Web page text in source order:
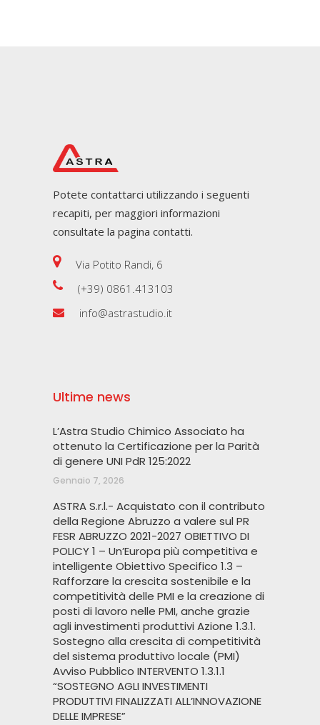
Potete contattarci utilizzando i seguenti
recapiti, per maggiori informazioni
consultate la pagina contatti.
Via Potito Randi, 6
(+39) 0861.413103
info@astrastudio.it
Ultime news
L’Astra Studio Chimico Associato ha
ottenuto la Certificazione per la Parità
di genere UNI PdR 125:2022
Gennaio 7, 2026
ASTRA S.r.l.- Acquistato con il contributo
della Regione Abruzzo a valere sul PR
FESR ABRUZZO 2021-2027 OBIETTIVO DI
POLICY 1 – Un’Europa più competitiva e
intelligente Obiettivo Specifico 1.3 –
Rafforzare la crescita sostenibile e la
competitività delle PMI e la creazione di
posti di lavoro nelle PMI, anche grazie
agli investimenti produttivi Azione 1.3.1.
Sostegno alla crescita di competitività
del sistema produttivo locale (PMI)
Avviso Pubblico INTERVENTO 1.3.1.1
“SOSTEGNO AGLI INVESTIMENTI
PRODUTTIVI FINALIZZATI ALL’INNOVAZIONE
DELLE IMPRESE”